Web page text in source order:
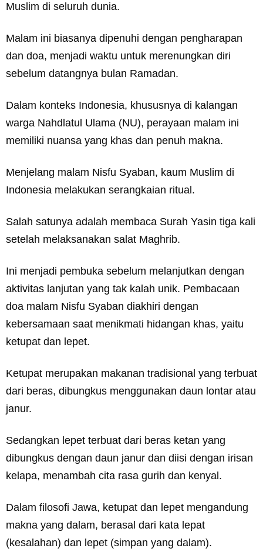
Muslim di seluruh dunia.
Malam ini biasanya dipenuhi dengan pengharapan
dan doa, menjadi waktu untuk merenungkan diri
sebelum datangnya bulan Ramadan.
Dalam konteks Indonesia, khususnya di kalangan
warga Nahdlatul Ulama (NU), perayaan malam ini
memiliki nuansa yang khas dan penuh makna.
Menjelang malam Nisfu Syaban, kaum Muslim di
Indonesia melakukan serangkaian ritual.
Salah satunya adalah membaca Surah Yasin tiga kali
setelah melaksanakan salat Maghrib.
Ini menjadi pembuka sebelum melanjutkan dengan
aktivitas lanjutan yang tak kalah unik. Pembacaan
doa malam Nisfu Syaban diakhiri dengan
kebersamaan saat menikmati hidangan khas, yaitu
ketupat dan lepet.
Ketupat merupakan makanan tradisional yang terbuat
dari beras, dibungkus menggunakan daun lontar atau
janur.
Sedangkan lepet terbuat dari beras ketan yang
dibungkus dengan daun janur dan diisi dengan irisan
kelapa, menambah cita rasa gurih dan kenyal.
Dalam filosofi Jawa, ketupat dan lepet mengandung
makna yang dalam, berasal dari kata lepat
(kesalahan) dan lepet (simpan yang dalam).